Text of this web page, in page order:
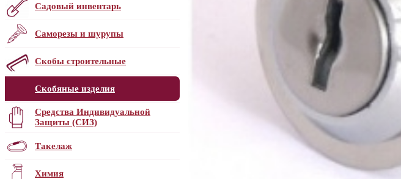
Садовый инвентарь
Саморезы и шурупы
Скобы строительные
Скобяные изделия
Средства Индивидуальной
Защиты (СИЗ)
Такелаж
Химия